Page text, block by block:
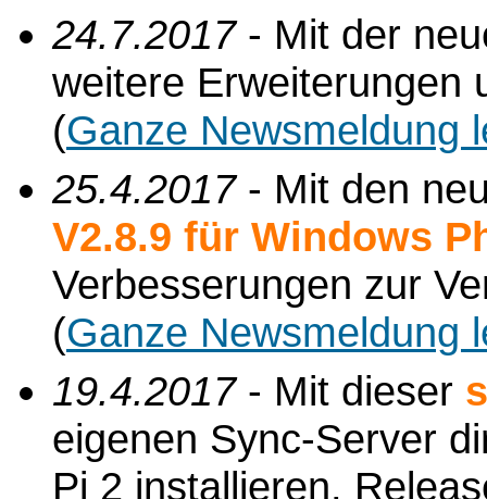
24.7.2017- Mit der
weitere Erweiterungen
(Ganze Newsmeldung
25.4.2017- Mit den
V2.8.9 für Windows
Verbesserungen zur
(Ganze Newsmeldung
19.4.2017- Mit dieser
eigenen Sync-Server
Pi 2 installieren.